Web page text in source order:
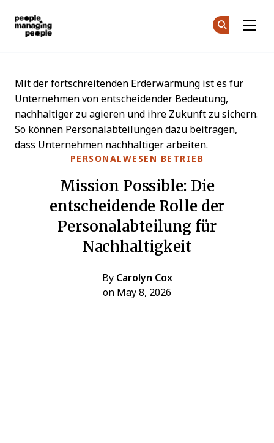
PERSONALWESEN BETRIEB
Mission Possible: Die
entscheidende Rolle der
Personalabteilung für
Nachhaltigkeit
By Carolyn Cox
on May 8, 2026
Mit der fortschreitenden Erderwärmung ist es für
Unternehmen von entscheidender Bedeutung,
nachhaltiger zu agieren und ihre Zukunft zu sichern.
So können Personalabteilungen dazu beitragen,
dass Unternehmen nachhaltiger arbeiten.